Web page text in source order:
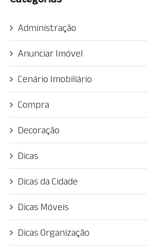
Administração
Anunciar Imóvel
Cenário Imobiliário
Compra
Decoração
Dicas
Dicas da Cidade
Dicas Móveis
Dicas Organização